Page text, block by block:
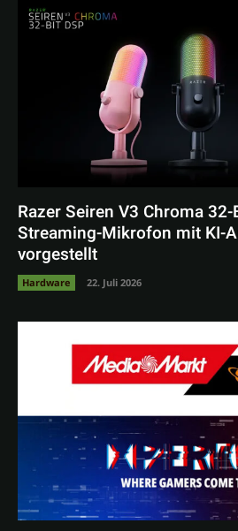
Razer Seiren V3 Chroma 32-
Streaming-Mikrofon mit KI-
vorgestellt
Hardware 22. Juli 2026